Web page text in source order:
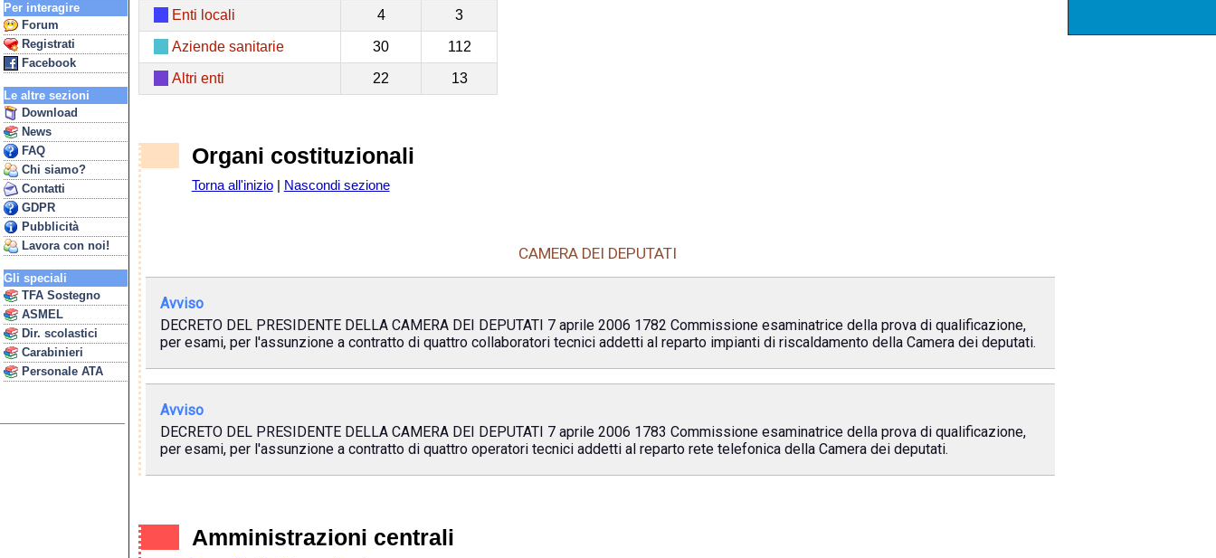
Per interagire
Forum
Registrati
Facebook
Le altre sezioni
Download
News
FAQ
Chi siamo?
Contatti
GDPR
Pubblicità
Lavora con noi!
Gli speciali
TFA Sostegno
ASMEL
Dir. scolastici
Carabinieri
Personale ATA
Enti locali 4 3
Aziende sanitarie 30 112
Altri enti 22 13
Organi costituzionali
Torna all'inizio| Nascondi sezione
CAMERA DEI DEPUTATI
Avviso
DECRETO DEL PRESIDENTE DELLA CAMERA DEI DEPUTATI 7 aprile 2006 1782 Commissione esaminatrice della prova di qualificazione,
per esami, per l'assunzione a contratto di quattro collaboratori tecnici addetti al reparto impianti di riscaldamento della Camera dei deputati.
Avviso
DECRETO DEL PRESIDENTE DELLA CAMERA DEI DEPUTATI 7 aprile 2006 1783 Commissione esaminatrice della prova di qualificazione,
per esami, per l'assunzione a contratto di quattro operatori tecnici addetti al reparto rete telefonica della Camera dei deputati.
Amministrazioni centrali